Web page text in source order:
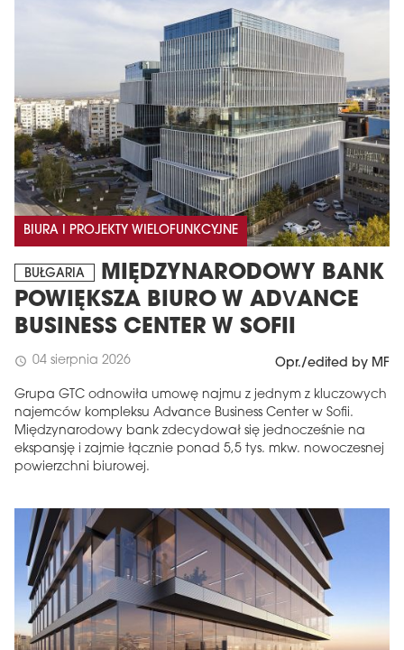
BIURA I PROJEKTY WIELOFUNKCYJNE
BUŁGARIA
MIĘDZYNARODOWY BANK
POWIĘKSZA BIURO W ADVANCE
BUSINESS CENTER W SOFII
schedule 04 sierpnia 2026 Opr./edited by MF
Grupa GTC odnowiła umowę najmu z jednym z kluczowych
najemców kompleksu Advance Business Center w Sofii.
Międzynarodowy bank zdecydował się jednocześnie na
ekspansję i zajmie łącznie ponad 5,5 tys. mkw. nowoczesnej
powierzchni biurowej.